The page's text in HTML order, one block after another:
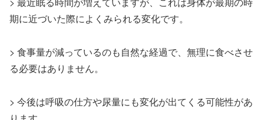
期に近づいた際によくみられる変化です。
> 食事量が減っているのも自然な経過で、無理に食べさせ
る必要はありません。
> 今後は呼吸の仕方や尿量にも変化が出てくる可能性があ